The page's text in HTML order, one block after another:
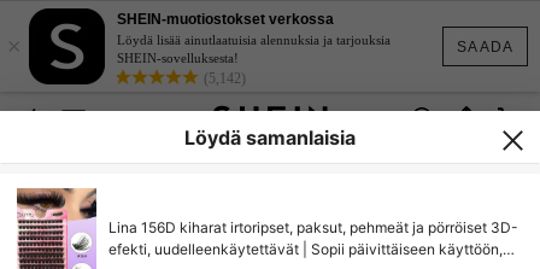
SAADA
×
SHEIN-muotiostokset verkossa
Löydä lisää ainutlaatuisia alennuksia ja tarjouksia
SHEIN-sovelluksesta!
(5,142)
Löydä samanlaisia
Lina 156D kiharat irtoripset, paksut, pehmeät ja pörröiset 3D-
efekti, uudelleenkäytettävät | Sopii päivittäiseen käyttöön,